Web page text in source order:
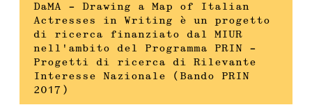
DaMA – Drawing a Map of Italian
Actresses in Writing è un progetto
di ricerca finanziato dal MIUR
nell’ambito del Programma PRIN –
Progetti di ricerca di Rilevante
Interesse Nazionale (Bando PRIN
2017)